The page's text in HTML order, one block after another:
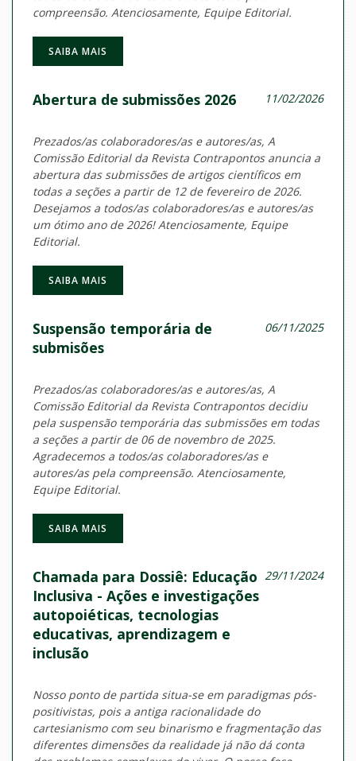
compreensão. Atenciosamente, Equipe Editorial.
SAIBA MAIS
Abertura de submissões 2026 11/02/2026
Prezados/as colaboradores/as e autores/as, A
Comissão Editorial da Revista Contrapontos anuncia a
abertura das submissões de artigos científicos em
todas a seções a partir de 12 de fevereiro de 2026.
Desejamos a todos/as colaboradores/as e autores/as
um ótimo ano de 2026! Atenciosamente, Equipe
Editorial.
SAIBA MAIS
Suspensão temporária de
submisões
06/11/2025
Prezados/as colaboradores/as e autores/as, A
Comissão Editorial da Revista Contrapontos decidiu
pela suspensão temporária das submissões em todas
a seções a partir de 06 de novembro de 2025.
Agradecemos a todos/as colaboradores/as e
autores/as pela compreensão. Atenciosamente,
Equipe Editorial.
SAIBA MAIS
Chamada para Dossiê: Educação
Inclusiva - Ações e investigações
autopoiéticas, tecnologias
educativas, aprendizagem e
inclusão
29/11/2024
Nosso ponto de partida situa-se em paradigmas pós-
positivistas, pois a antiga racionalidade do
cartesianismo com seu binarismo e fragmentação das
diferentes dimensões da realidade já não dá conta